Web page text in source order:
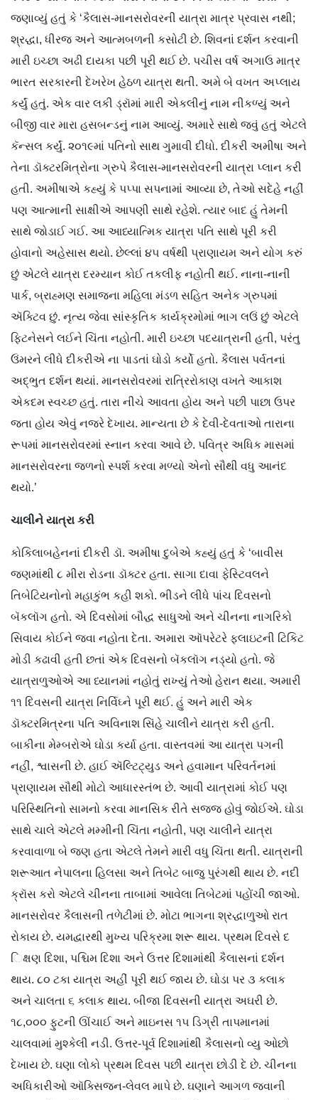
જણાવ્યું હતું કે ‘કૈલાસ-માનસરોવરની યાત્રા માત્ર પ્રવાસ નથી;
શ્રદ્ધા, ધીરજ અને આત્મબળની કસોટી છે. શિવનાં દર્શન કરવાની
મારી ઇચ્છા અઢી દાયકા પછી પૂરી થઈ છે. પચીસ વર્ષ અગાઉ માત્ર
ભારત સરકારની દેખરેખ હેઠળ યાત્રા થતી. અમે બે વખત અપ્લાય
કર્યું હતું. એક વાર લકી ડ્રૉમાં મારી એકલીનું નામ નીકળ્યું અને
બીજી વાર મારા હસબન્ડનું નામ આવ્યું. અમારે સાથે જવું હતું એટલે
કૅન્સલ કર્યું. ૨૦૧૯માં પતિનો સાથ ગુમાવી દીધો. દીકરી અમીષા અને
તેના ડૉક્ટરમિત્રોના ગ્રુપે કૈલાસ-માનસરોવરની યાત્રા પ્લાન કરી
હતી. અમીષાએ કહ્યું કે પપ્પા સપનામાં આવ્યા છે, તેઓ સદેહે નહીં
પણ આત્માની સાક્ષીએ આપણી સાથે રહેશે. ત્યાર બાદ હું તેમની
સાથે જોડાઈ ગઈ. આ આધ્યાત્મિક યાત્રા પતિ સાથે પૂરી કરી
હોવાનો અહેસાસ થયો. છેલ્લાં ૪૫ વર્ષથી પ્રાણાયમ અને યોગ કરું
છું એટલે યાત્રા દરમ્યાન કોઈ તકલીફ નહોતી થઈ. નાના-નાની
પાર્ક, બ્રાહ્મણ સમાજના મહિલા મંડળ સહિત અનેક ગ્રુપમાં
ઍક્ટિવ છું. નૃત્ય જેવા સાંસ્કૃતિક કાર્યક્રમોમાં ભાગ લઉં છું એટલે
ફિટનેસને લઈને ચિંતા નહોતી. મારી ઇચ્છા પદયાત્રાની હતી, પરંતુ
ઉંમરને લીધે દીકરીએ ના પાડતાં ઘોડો કર્યો હતો. કૈલાસ પર્વતનાં
અદ્ભુત દર્શન થયાં. માનસરોવરમાં રાત્રિરોકાણ વખતે આકાશ
એકદમ સ્વચ્છ હતું. તારા નીચે આવતા હોય અને પછી પાછા ઉપર
જતા હોય એવું નજરે દેખાય. માન્યતા છે કે દેવી-દેવતાઓ તારાના
રૂપમાં માનસરોવરમાં સ્નાન કરવા આવે છે. પવિત્ર અધિક માસમાં
માનસરોવરના જળનો સ્પર્શ કરવા મળ્યો એનો સૌથી વધુ આનંદ
થયો.’
ચાલીને યાત્રા કરી
કોકિલાબહેનનાં દીકરી ડૉ. અમીષા દુબેએ કહ્યું હતું કે ‘બાવીસ
જણમાંથી ૮ મીરા રોડના ડૉક્ટર હતા. સાગા દાવા ફેસ્ટિવલને
તિબેટિયનોનો મહાકુંભ કહી શકો. ભીડને લીધે પાંચ દિવસનો
બૅકલૉગ હતો. એ દિવસોમાં બૌદ્ધ સાધુઓ અને ચીનના નાગરિકો
સિવાય કોઈને જવા નહોતા દેતા. અમારા ઑપરેટરે ફ્લાઇટની ટિકિટ
મોડી કઢાવી હતી છતાં એક દિવસનો બૅકલૉગ નડ્યો હતો. જે
યાત્રાળુઓએ આ ધ્યાનમાં નહોતું રાખ્યું તેઓ હેરાન થયા. અમારી
૧૧ દિવસની યાત્રા નિર્વિઘ્ને પૂરી થઈ. હું અને મારી એક
ડૉક્ટરમિત્રના પતિ અવિનાશ સિંહે ચાલીને યાત્રા કરી હતી.
બાકીના મેમ્બરોએ ઘોડા કર્યા હતા. વાસ્તવમાં આ યાત્રા પગની
નહીં, શ્વાસની છે. હાઈ ઍલ્ટિટ્યુડ અને હવામાન પરિવર્તનમાં
પ્રાણાયમ સૌથી મોટો આધારસ્તંભ છે. આવી યાત્રામાં કોઈ પણ
પરિસ્થિતિનો સામનો કરવા માનસિક રીતે સજ્જ હોવું જોઈએ. ઘોડા
સાથે ચાલે એટલે મમ્મીની ચિંતા નહોતી, પણ ચાલીને યાત્રા
કરવાવાળા બે જણ હતા એટલે તેમને મારી વધુ ચિંતા થતી. યાત્રાની
શરૂઆત નેપાલના હિલસા અને તિબેટ બાજુ પુરંગથી થાય છે. નદી
ક્રૉસ કરો એટલે ચીનના તાબામાં આવેલા તિબેટમાં પહોંચી જાઓ.
માનસરોવર કૈલાસની તળેટીમાં છે. મોટા ભાગના શ્રદ્ધાળુઓ રાત
રોકાય છે. યમદ્વારથી મુખ્ય પરિક્રમા શરૂ થાય. પ્રથમ દિવસે દ​
િક્ષણ દિશા, પશ્ચિમ દિશા અને ઉત્તર દિશામાંથી કૈલાસનાં દર્શન
થાય. ૮૦ ટકા યાત્રા અહીં પૂરી થઈ જાય છે. ઘોડા પર ૩ કલાક
અને ચાલતા ૬ કલાક થાય. બીજા દિવસની યાત્રા અઘરી છે.
૧૮,૦૦૦ ફુટની ઊંચાઈ અને માઇનસ ૧૫ ડિગ્રી તાપમાનમાં
ચાલવામાં મુશ્કેલી નડી. ઉત્તર-પૂર્વ દિશામાંથી કૈલાસનો વ્યુ ઓછો
દેખાય છે. ઘણા લોકો પ્રથમ દિવસ પછી યાત્રા છોડી દે છે. ચીનના
અધિકારીઓ ઑક્સિજન-લેવલ માપે છે. ઘણાને આગળ જવાની